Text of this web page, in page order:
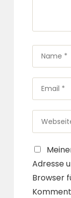
Name
*
Email
*
Webseite
Adresse
Browser